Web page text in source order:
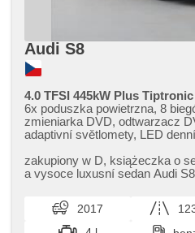
Audi S8
4.0 TFSI 445kW Plus Tiptronic
6x poduszka powietrzna, 8
zmieniarka DVD, odtwarzacz
adaptivní světlomety, LED
ambientní osvětlení interiéru,
asistent změny jízdního pruhu,
podczas wsiad., automatyczny
přepínání dálkových světel,
bluetooth, asystent
zakupiony w D,​ książeczka o
a vysoce luxusní sedan Audi
2017